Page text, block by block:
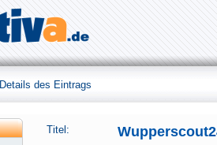
Titel:
Details des Eintrags